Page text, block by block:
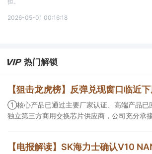
2026-05-01 00:16:18
热门解锁
①核心产品已通过主要厂家认证、高端产品已
独立第三方商用交换芯片供应商，公司充分承
元迈进”。